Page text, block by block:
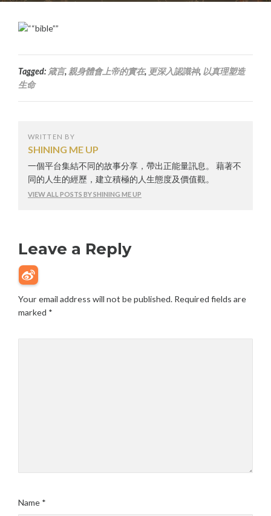
Tagged: 箴言,親身體會上帝的實在, 更深入認識神, 以真理塑造
生命
WRITTEN BY
SHINING ME UP
一個平台集結不同的故事分享，帶出正能量訊息。 藉著不
同的人生的經歷，建立積極的人生態度及價值觀。
VIEW ALL POSTS BY SHINING ME UP
Leave a Reply
Your email address will not be published. Required fields are
marked *
Name *